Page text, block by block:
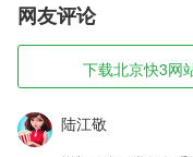
网友评论
下载北京快3网
陆江敬